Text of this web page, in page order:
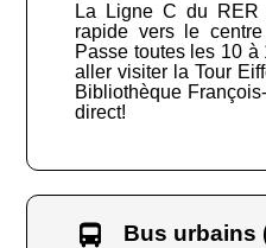
La Ligne C du RER
rapide vers le
Passe toutes les 10
aller visiter la Tour
Bibliothèque
direct!
Bus urbains